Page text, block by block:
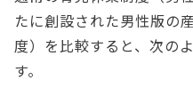
たに創設された男性版の
度）を比較すると、次の
す。